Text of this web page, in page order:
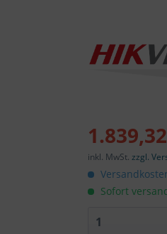
inkl. MwSt.zzgl.
Sofort